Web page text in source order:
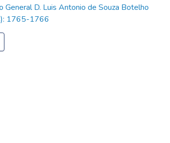
D. Luis Antonio de Souza Botelho
1765-1766